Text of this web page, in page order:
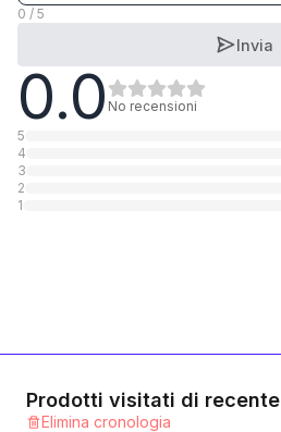
1 Categoria
Bi-Metall
1 Categoria
0 / 5
Invia
0.0 No recensioni
5
4
3
2
1
Prodotti visitati di recente
Elimina cronologia